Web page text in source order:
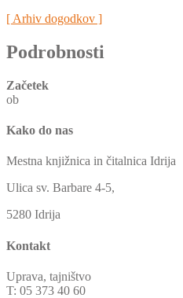
[ Arhiv dogodkov ]
Podrobnosti
Začetek
ob
Kako do nas
Mestna knjižnica in čitalnica Idrija
Ulica sv. Barbare 4-5,
5280 Idrija
Kontakt
Uprava, tajništvo
T: 05 373 40 60